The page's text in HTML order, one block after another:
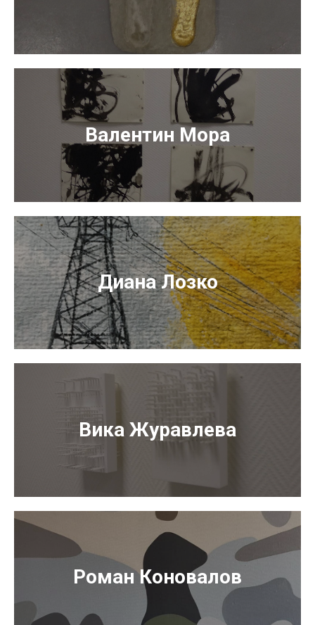
Валентин Мора
Диана Лозко
Вика Журавлева
Роман Коновалов